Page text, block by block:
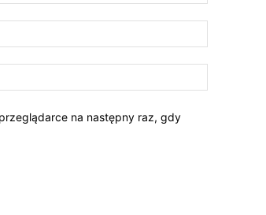
mail:*
Internetowa:
na następny raz, gdy